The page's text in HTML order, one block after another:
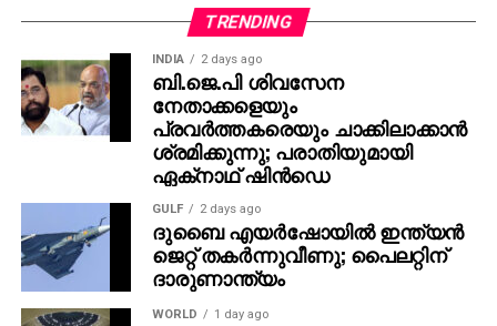
എന്നാണ് ഹിന്ദുത്വവാദിയും അന്താരാഷ്ട്ര ഹിന്ദു
പരിഷത്ത് (എഎച്ച്പി) മുൻ നേതാവുമായ പ്രതീഷ്
പ്രതീഷ് വിശ്വനാഥിന്റെ പോസ്റ്റ്. കണ്ണൂരിൽ നടന്ന
പരിപാടിയിലാണ് സിപിഎം നേതാവ് വിദ്വേഷ
പരാമർശം നടത്തിയത്.
പാലത്തായി കേസിൽ പ്രതി ഹിന്ദു ആയതു കൊണ്ടാണ്
ഇടപെട്ടത്. ഉസ്താദുമാർ കുട്ടികളെ പീഡിപ്പിക്കുന്ന
സംഭവങ്ങളിൽ ലീഗോ എസ്ഡിപിഐയോ
ഇടപെടാറുണ്ടോ- എന്നായിരുന്നു ആർഎസ്എസ്-
ബിജെപി നേതാവ് കെ. പത്മരാജന്‍ ശിക്ഷിക്കപ്പെട്ട
TRENDING
INDIA 2 days ago
ബി.ജെ.പി ശിവസേന
നേതാക്കളെയും
പ്രവര്‍ത്തകരെയും ചാക്കിലാക്കാന്‍
ശ്രമിക്കുന്നു; പരാതിയുമായി
ഏക്‌നാഥ് ഷിന്‍ഡെ
GULF 2 days ago
ദുബൈ എയര്‍ഷോയില്‍ ഇന്ത്യന്‍
ജെറ്റ് തകര്‍ന്നുവീണു; പൈലറ്റിന്
ദാരുണാന്ത്യം
WORLD 1 day ago